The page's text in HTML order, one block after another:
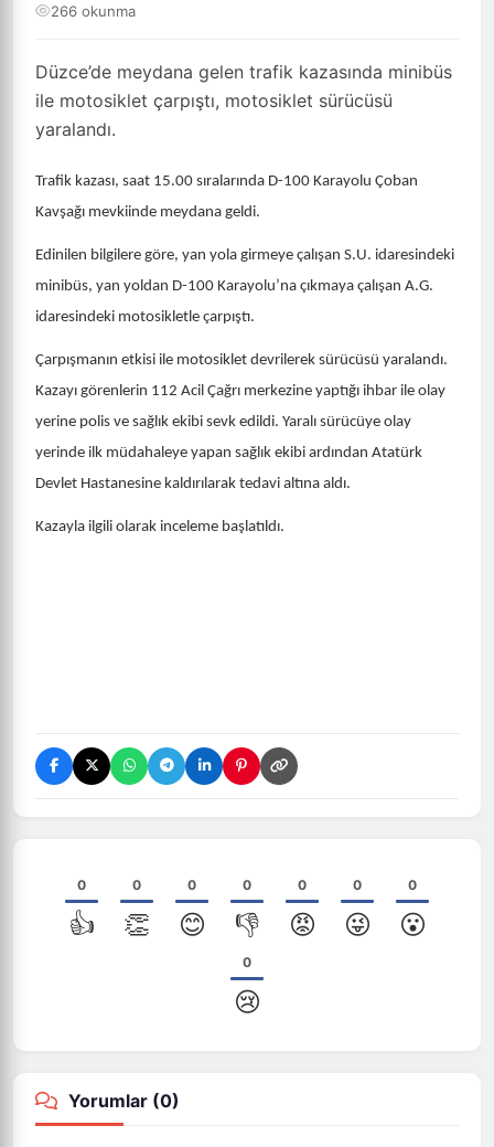
Düzce’de meydana gelen trafik kazasında minibüs
ile motosiklet çarpıştı, motosiklet sürücüsü
yaralandı.
266 okunma
Trafik kazası, saat 15.00 sıralarında D-100 Karayolu Çoban
Kavşağı mevkiinde meydana geldi.
Edinilen bilgilere göre, yan yola girmeye çalışan S.U. idaresindeki
minibüs, yan yoldan D-100 Karayolu’na çıkmaya çalışan A.G.
idaresindeki motosikletle çarpıştı.
Çarpışmanın etkisi ile motosiklet devrilerek sürücüsü yaralandı.
Kazayı görenlerin 112 Acil Çağrı merkezine yaptığı ihbar ile olay
yerine polis ve sağlık ekibi sevk edildi. Yaralı sürücüye olay
yerinde ilk müdahaleye yapan sağlık ekibi ardından Atatürk
Devlet Hastanesine kaldırılarak tedavi altına aldı.
Kazayla ilgili olarak inceleme başlatıldı.
0
👍
0
👏
0
😊
0
👎
0
😡
0
😜
0
😮
0
😢
Yorumlar (0)